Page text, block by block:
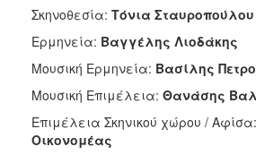
Σκηνοθεσία: Τόνια Σταυροπούλου
Ερμηνεία: Βαγγέλης Λιοδάκης
Μουσική Ερμηνεία: Βασίλης
Μουσική Επιμέλεια: Θανάσης
Επιμέλεια Σκηνικού χώρου / Αφίσα:
Οικονομέας